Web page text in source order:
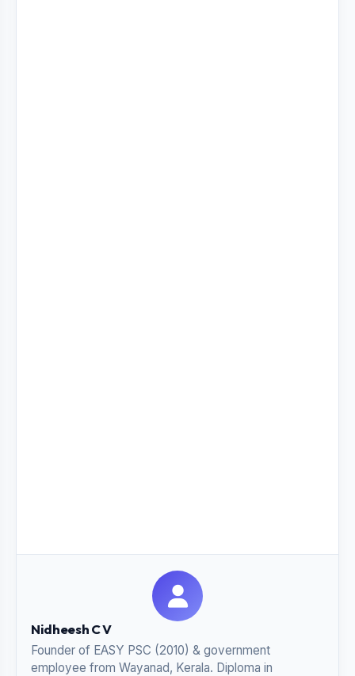
Nidheesh C V
Founder of EASY PSC (2010) & government
employee from Wayanad, Kerala. Diploma in